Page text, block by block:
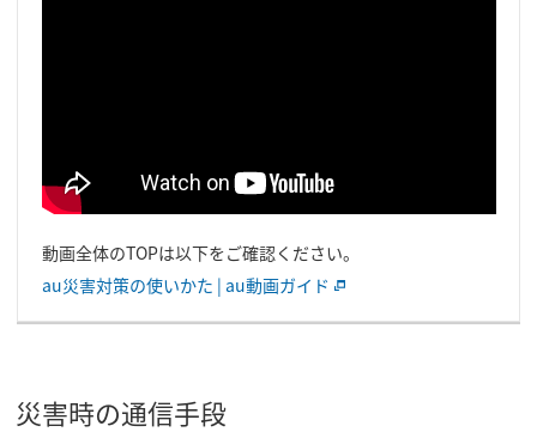
動画全体のTOPは以下をご確認ください。
au災害対策の使いかた | au動画ガイド
災害時の通信手段